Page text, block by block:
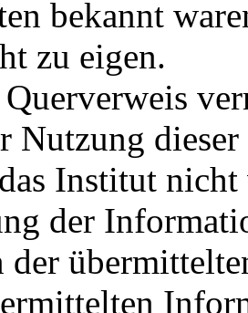
bekannt
zu eigen.
Nutzung
Institut
der
der